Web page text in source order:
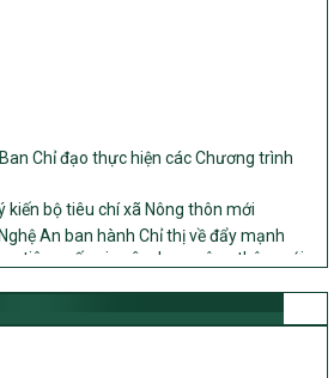
kiến bộ tiêu chí xã Nông thôn mới
An ban hành Chỉ thị về đẩy mạnh
tiêu quốc gia xây dựng nông thôn mới,
triển kinh tế – xã hội vùng đồng bào
giai đoạn 2026 – 2030 trên địa bàn tỉnh